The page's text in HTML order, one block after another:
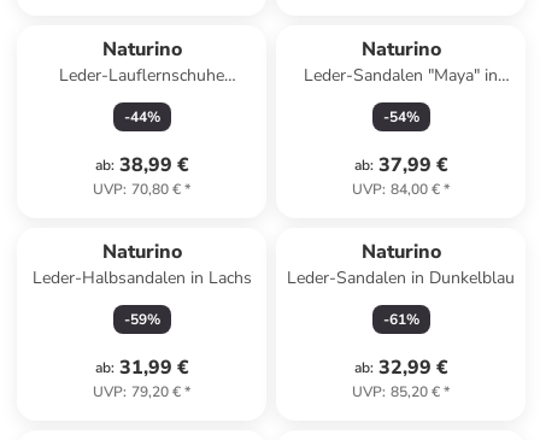
Naturino
Leder-Lauflernschuhe
"Cocoon" in Salbei
-44%
ab: 38,99 €
UVP: 70,80 €*
Naturino
Leder-Sandalen "Maya" in
Beige
-54%
ab: 37,99 €
UVP: 84,00 €*
Naturino
Leder-Halbsandalen in Lachs
-59%
ab: 31,99 €
UVP: 79,20 €*
Naturino
Leder-Sandalen in Dunkelblau
-61%
ab: 32,99 €
UVP: 85,20 €*